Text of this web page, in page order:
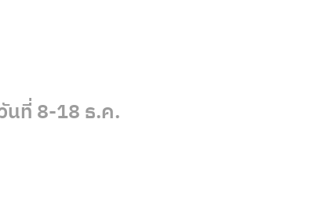
นที่ 8-18 ธ.ค.